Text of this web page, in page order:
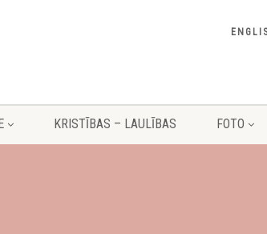
KRISTĪBAS – LAULĪBAS FOTO